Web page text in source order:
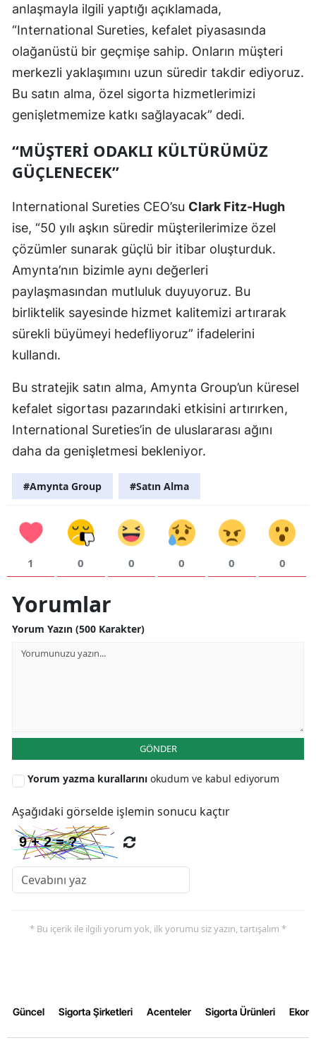
Kırşehir
Kocaeli
Konya
Kütahya
Manisa
Mardin
Muğla
Muş
Nevşehir
Niğde
Rize
Sakarya
Samsun
Siirt
Sinop
Sivas
Tekirdağ
Van
Yozgat
Aksaray
Batman
anlaşmayla ilgili yaptığı açıklamada,
“International Sureties, kefalet piyasasında
olağanüstü bir geçmişe sahip. Onların müşteri
merkezli yaklaşımını uzun süredir takdir ediyoruz.
Bu satın alma, özel sigorta hizmetlerimizi
genişletmemize katkı sağlayacak” dedi.
“MÜŞTERI ODAKLI KÜLTÜRÜMÜZ
GÜÇLENECEK”
International Sureties CEO’su Clark Fitz-Hugh
ise, “50 yılı aşkın süredir müşterilerimize özel
çözümler sunarak güçlü bir itibar oluşturduk.
Amynta’nın bizimle aynı değerleri
paylaşmasından mutluluk duyuyoruz. Bu
birliktelik sayesinde hizmet kalitemizi artırarak
sürekli büyümeyi hedefliyoruz” ifadelerini
kullandı.
Bu stratejik satın alma, Amynta Group’un küresel
kefalet sigortası pazarındaki etkisini artırırken,
International Sureties’in de uluslararası ağını
daha da genişletmesi bekleniyor.
#Amynta Group #Satın Alma
1 0 0 0 0 0
Yorumlar
Yorum Yazın (500 Karakter)
GÖNDER
Yorum yazma kurallarını okudum ve kabul ediyorum
Aşağıdaki görselde işlemin sonucu kaçtır
* Bu içerik ile ilgili yorum yok, ilk yorumu siz yazın, tartışalım *
Güncel Sigorta Şirketleri Acenteler Sigorta Ürünleri